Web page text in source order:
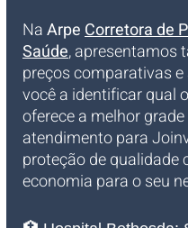
Na Arpe Corretora de
Saúde, apresentamos
preços comparativas
você a identificar qual
oferece a melhor grade
atendimento para
proteção de qualidade
economia para o seu